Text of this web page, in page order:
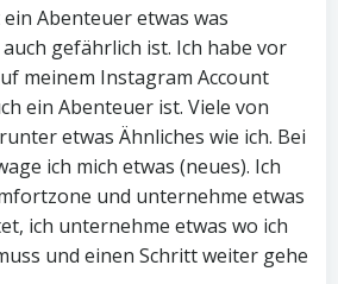
Abenteuer etwas was
gefährlich ist. Ich habe vor
meinem Instagram Account
ein Abenteuer ist. Viele von
etwas Ähnliches wie ich. Bei
ich mich etwas (neues). Ich
und unternehme etwas
ich unternehme etwas wo ich
und einen Schritt weiter gehe